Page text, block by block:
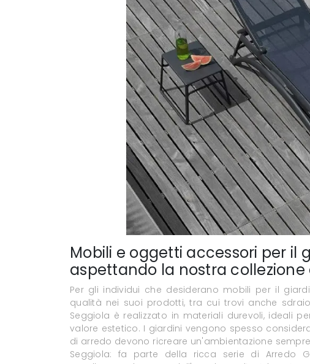
Mobili e oggetti accessori per il
aspettando la nostra collezione
Per gli individui che desiderano mobili per il
qualità nei suoi prodotti, tra cui trovi anche
Seggiola è realizzato in materiali durevoli, ideali
valore estetico. I giardini vengono spesso
di arredo devono ricreare un'ambientazione
Seggiola: fa parte della ricca serie di Arredo